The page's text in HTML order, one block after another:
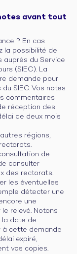
avant tout
? En cas
la possibilité de
auprès du Service
(SIEC). La
demande pour
du SIEC. Vos notes
commentaires
réception des
de deux mois
régions,
de
consulter
des rectorats.
les éventuelles
détecter une
une
relevé. Notons
la date de
à cette demande
expiré,
vos copies.